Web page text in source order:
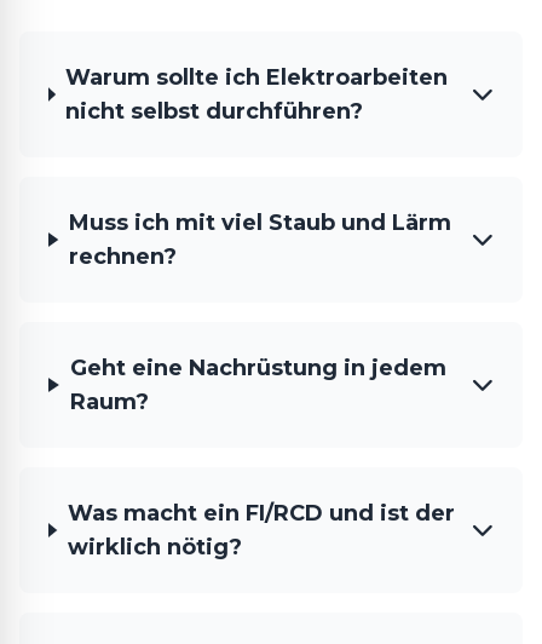
Warum sollte ich Elektroarbeiten
nicht selbst durchführen?
Muss ich mit viel Staub und Lärm
rechnen?
Geht eine Nachrüstung in jedem
Raum?
Was macht ein FI/RCD und ist der
wirklich nötig?